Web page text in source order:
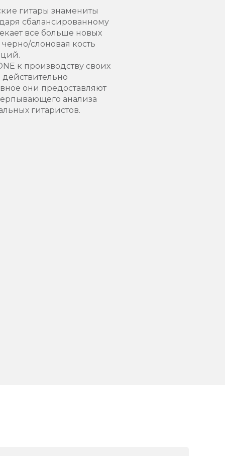
гитары знамениты
сбалансированному
все больше новых
слоновая кость
к производству своих
действительно
они предоставляют
анализа
гитаристов.